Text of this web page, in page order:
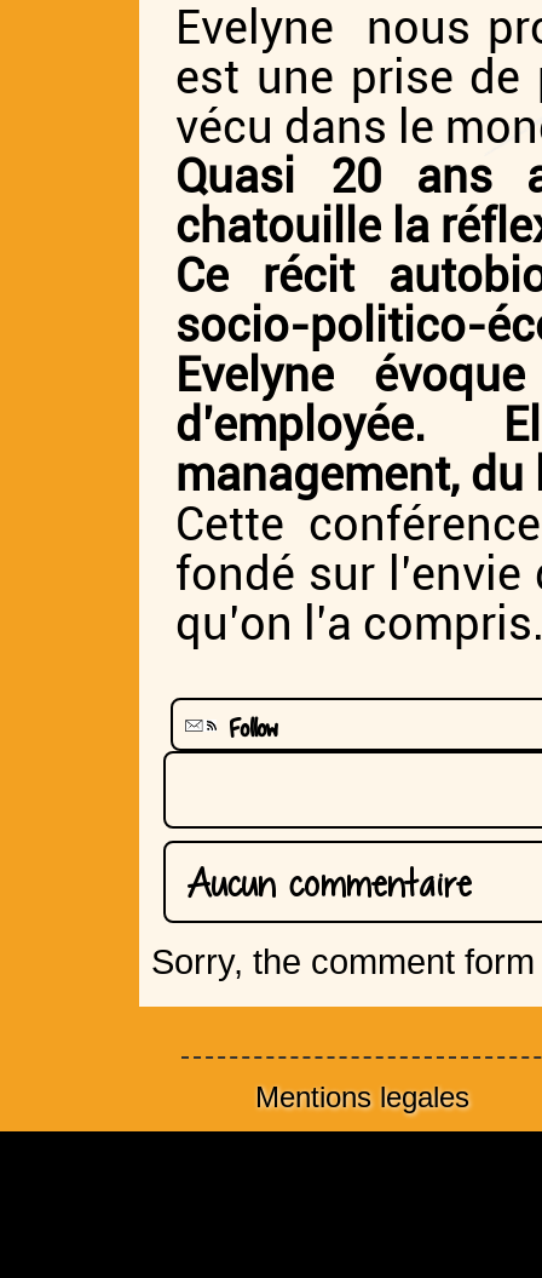
Evelyne nous
est une prise de
vécu dans le
Quasi 20 ans
chatouille la
Ce récit
socio-politico-
Evelyne
d’employée.
management,
Cette
fondé sur
qu’on l’a
Follow
Aucun commentaire
Sorry, the comment
Mentions legales